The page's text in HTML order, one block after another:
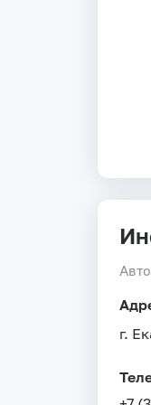
г.